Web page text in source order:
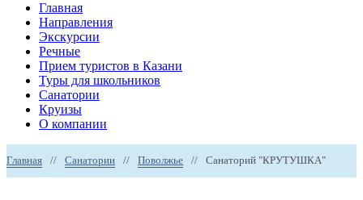
Главная
Направления
Экскурсии
Речные
Прием туристов в Казани
Туры для школьников
Санатории
Круизы
О компании
Главная // Санатории // Поволжье // Санаторий "КРУТУШКА"